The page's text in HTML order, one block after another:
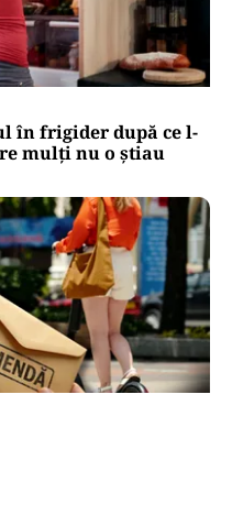
în frigider după ce l-
mulți nu o știau